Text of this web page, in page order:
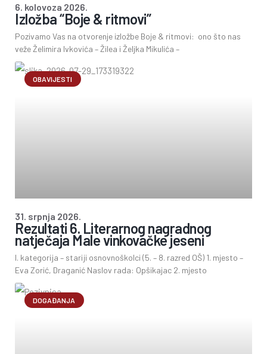
Izložba “Boje & ritmovi”
Pozivamo Vas na otvorenje izložbe Boje & ritmovi: ono što nas
veže Želimira Ivkovića – Žilea i Željka Mikulića –
6. kolovoza 2026.
OBAVIJESTI
Rezultati 6. Literarnog nagradnog
natječaja Male vinkovačke jeseni
I. kategorija – stariji osnovnoškolci (5. – 8. razred OŠ) 1. mjesto –
Eva Zorić, Draganić Naslov rada: Opšikajac 2. mjesto
31. srpnja 2026.
DOGAĐANJA